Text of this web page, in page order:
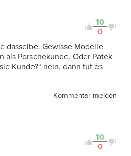
10
0
dasselbe. Gewisse Modelle
als Porschekunde. Oder Patek
Kunde?“ nein, dann tut es
Kommentar melden
10
0